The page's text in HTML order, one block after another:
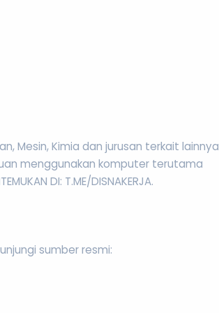
Mesin, Kimia dan jurusan terkait lainnya
menggunakan komputer terutama
DI: T.ME/DISNAKERJA.
sumber resmi: